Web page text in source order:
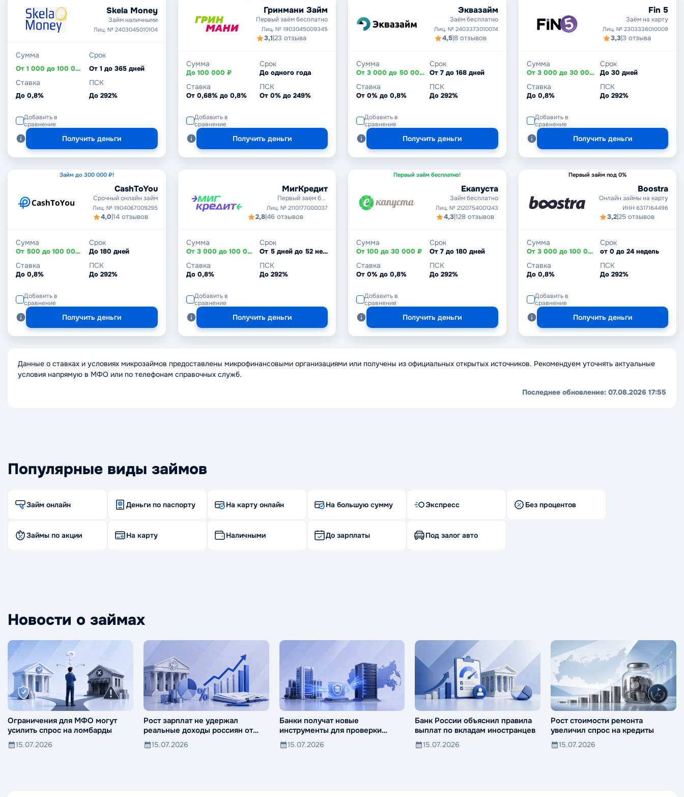
Skela Money
Займ наличными
Лиц. № 2403045010104
Сумма
От 1 000 до 100 000 ₽
Срок
От 1 до 365 дней
Ставка
До 0,8%
ПСК
До 292%
Добавить в
сравнение
Получить деньги
Гринмани Займ
Первый заём бесплатно
Лиц. № 1903045009345
3,1|23 отзыва
Сумма
До 100 000 ₽
Срок
До одного года
Ставка
От 0,68% до 0,8%
ПСК
От 0% до 249%
Добавить в
сравнение
Получить деньги
Эквазайм
Заём бесплатно
Лиц. № 2403373010074
4,5|8 отзывов
Сумма
От 3 000 до 50 000 ₽
Срок
От 7 до 168 дней
Ставка
От 0% до 0,8%
ПСК
До 292%
Добавить в
сравнение
Получить деньги
Fin 5
Заём на карту
Лиц. № 2303336010009
3,3|3 отзыва
Сумма
От 3 000 до 30 000 ₽
Срок
До 30 дней
Ставка
До 0,8%
ПСК
До 292%
Добавить в
сравнение
Получить деньги
Займ до 300 000 ₽!
CashToYou
Срочный онлайн займ
Лиц. № 1904067009295
4,0|14 отзывов
Сумма
От 500 до 100 000 ₽
Срок
До 180 дней
Ставка
До 0,8%
ПСК
До 292%
Добавить в
сравнение
Получить деньги
МигКредит
Первый заем без
процентов
Лиц. № 2110177000037
2,8|46 отзывов
Сумма
От 3 000 до 100 000 ₽
Срок
От 5 дней до 52 недель
Ставка
До 0,8%
ПСК
До 292%
Добавить в
сравнение
Получить деньги
Первый заём бесплатно!
Екапуста
Займ бесплатно
Лиц. № 2120754001243
4,3|128 отзывов
Сумма
От 100 до 30 000 ₽
Срок
От 7 до 180 дней
Ставка
От 0% до 0,8%
ПСК
До 292%
Добавить в
сравнение
Получить деньги
Первый займ под 0%
Boostra
Онлайн займы на карту
ИНН 6317164496
3,2|25 отзывов
Сумма
От 3 000 до 100 000 ₽
Срок
от 0 до 24 недель
Ставка
До 0,8%
ПСК
До 292%
Добавить в
сравнение
Получить деньги
Данные о ставках и условиях микрозаймов предоставлены микрофинансовыми организациями или получены из официальных открытых источников. Рекомендуем уточнять актуальные
условия напрямую в МФО или по телефонам справочных служб.
Последнее обновление: 07.08.2026 17:55
Популярные виды займов
Займ онлайн Деньги по паспорту На карту онлайн На большую сумму Экспресс Без процентов
Займы по акции На карту Наличными До зарплаты Под залог авто
Новости о займах
Ограничения для МФО могут
усилить спрос на ломбарды
15.07.2026
Рост зарплат не удержал
реальные доходы россиян от
падения
15.07.2026
Банки получат новые
инструменты для проверки
компаний и клиентов
15.07.2026
Банк России объяснил правила
выплат по вкладам иностранцев
15.07.2026
Рост стоимости ремонта
увеличил спрос на кредиты
15.07.2026